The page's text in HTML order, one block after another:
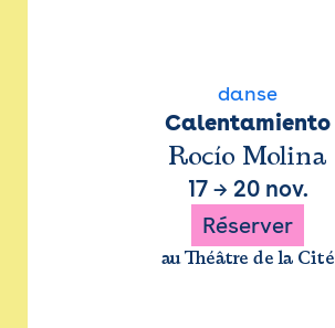
danse
Calentamiento
Rocío Molina
17→ 20 nov.
Réserver
au Théâtre de la Cité